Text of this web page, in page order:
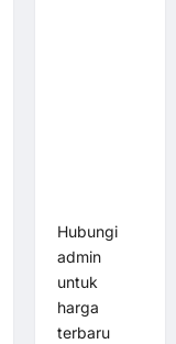
Hubungi
admin
untuk
harga
terbaru